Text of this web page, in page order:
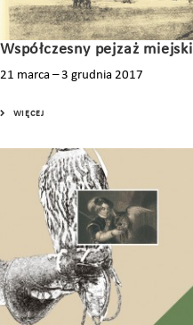
Współczesny pejzaż miejski
21 marca – 3 grudnia 2017
WIĘCEJ